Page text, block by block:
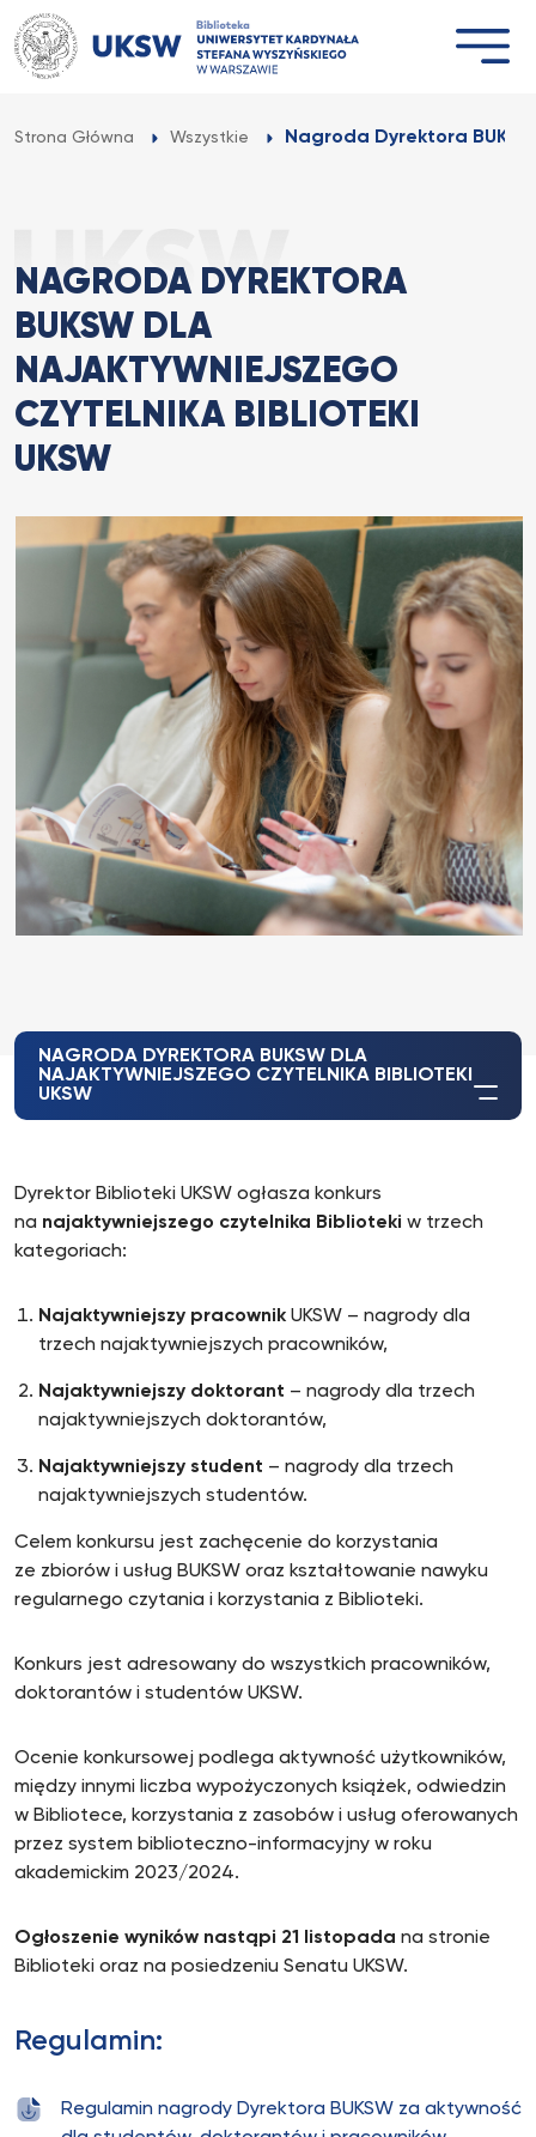
Przejdź
do
treści
Strona Główna Wszystkie Nagroda Dyrektora
NAGRODA DYREKTORA
BUKSW DLA
NAJAKTYWNIEJSZEGO
CZYTELNIKA BIBLIOTEKI
UKSW
NAGRODA DYREKTORA BUKSW DLA
NAJAKTYWNIEJSZEGO CZYTELNIKA BIBLIOTEKI
UKSW
Dyrektor Biblioteki UKSW ogłasza konkurs
na najaktywniejszego czytelnika Biblioteki w trzech
kategoriach:
Najaktywniejszy pracownik UKSW – nagrody dla
trzech najaktywniejszych pracowników,
Najaktywniejszy doktorant – nagrody dla trzech
najaktywniejszych doktorantów,
Najaktywniejszy student – nagrody dla trzech
najaktywniejszych studentów.
Celem konkursu jest zachęcenie do korzystania
ze zbiorów i usług BUKSW oraz kształtowanie nawyku
regularnego czytania i korzystania z Biblioteki.
Konkurs jest adresowany do wszystkich pracowników,
doktorantów i studentów UKSW.
Ocenie konkursowej podlega aktywność użytkowników,
między innymi liczba wypożyczonych książek, odwiedzin
w Bibliotece, korzystania z zasobów i usług oferowanych
przez system biblioteczno-informacyjny w roku
akademickim 2023/2024.
Ogłoszenie wyników nastąpi 21 listopada na stronie
Biblioteki oraz na posiedzeniu Senatu UKSW.
Regulamin:
Regulamin nagrody Dyrektora BUKSW za aktywność